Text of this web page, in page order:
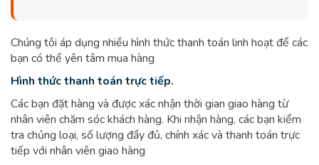
Chúng tôi áp dụng nhiều hình thức thanh toán linh hoạt để các
bạn có thể yên tâm mua hàng
Hình thức thanh toán trực tiếp.
Các bạn đặt hàng và được xác nhận thời gian giao hàng từ
nhân viên chăm sóc khách hàng. Khi nhận hàng, các bạn kiểm
tra chủng loại, số lượng đầy đủ, chính xác và thanh toán trực
tiếp với nhân viên giao hàng